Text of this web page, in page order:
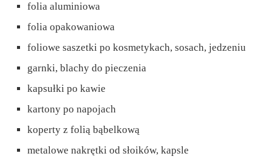
folia aluminiowa
folia opakowaniowa
foliowe saszetki po kosmetykach, sosach, jedzeniu
garnki, blachy do pieczenia
kapsułki po kawie
kartony po napojach
koperty z folią bąbelkową
metalowe nakrętki od słoików, kapsle